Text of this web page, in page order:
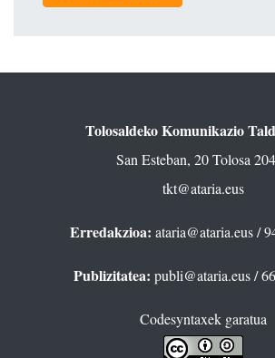
Tolosaldeko Komunikazio
San Esteban, 20 Tolosa
tkt@ataria.eus
Erredakzioa: ataria@ataria.eus/
Publizitatea: publi@ataria.eus/
Codesyntaxek garatua